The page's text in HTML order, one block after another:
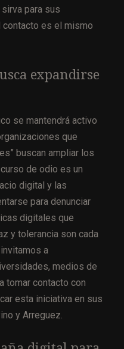
para sus
es el mismo
expandirse
se mantendrá activo
que
buscan ampliar los
de odio es un
digital y las
para denunciar
digitales que
y tolerancia son cada
a
medios de
tomar contacto con
esta iniciativa en sus
y Arreguez.